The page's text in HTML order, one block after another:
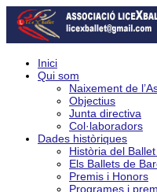
Inici
Qui som
Naixement de
Objectius
Junta directiva
Col·laboradors
Dades històriques
Història del
Els Ballets de
Premis i Honors
Programes i